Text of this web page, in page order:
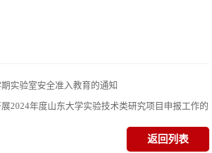
实验室安全准入教育的通知
展2024年度山东大学实验技术类研究项目申报工作的
返回列表